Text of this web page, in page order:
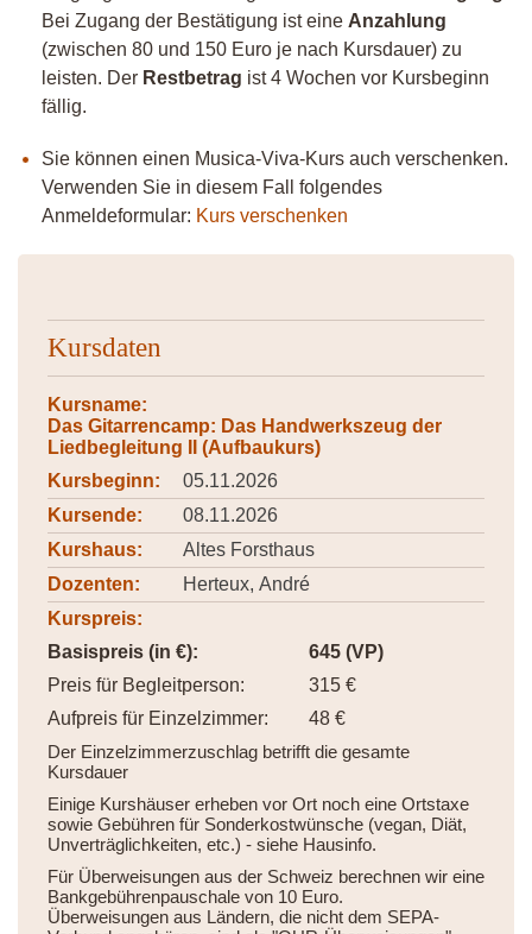
Bei Zugang der Bestätigung ist eine Anzahlung
(zwischen 80 und 150 Euro je nach Kursdauer) zu
leisten. Der Restbetrag ist 4 Wochen vor Kursbeginn
fällig.
Sie können einen Musica-Viva-Kurs auch verschenken.
Verwenden Sie in diesem Fall folgendes
Anmeldeformular: Kurs verschenken
Kursdaten
Kursname:
Das Gitarrencamp: Das Handwerkszeug der
Liedbegleitung II (Aufbaukurs)
Kursbeginn:
05.11.2026
Kursende:
08.11.2026
Kurshaus:
Altes Forsthaus
Dozenten:
Herteux, André
Kurspreis:
Basispreis (in €):
645 (VP)
Preis für Begleitperson:
315 €
Aufpreis für Einzelzimmer:
48 €
Der Einzelzimmerzuschlag betrifft die gesamte
Kursdauer
Einige Kurshäuser erheben vor Ort noch eine Ortstaxe
sowie Gebühren für Sonderkostwünsche (vegan, Diät,
Unverträglichkeiten, etc.) - siehe Hausinfo.
Für Überweisungen aus der Schweiz berechnen wir eine
Bankgebührenpauschale von 10 Euro.
Überweisungen aus Ländern, die nicht dem SEPA-